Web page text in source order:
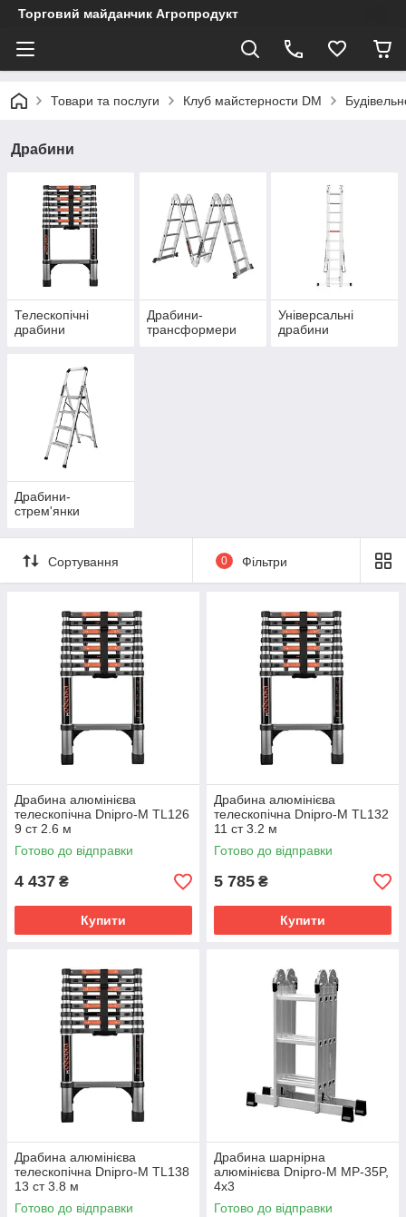
Торговий майданчик Агропродукт
Товари та послуги Клуб майстерности DM
Драбини
Телескопічні
драбини
Драбини-
трансформери
Універсальні
драбини
Драбини-
стрем'янки
Сортування 0 Фільтри
Драбина алюмінієва
телескопічна Dnipro-M TL126
9 ст 2.6 м
Готово до відправки
4 437 ₴
Купити
Драбина алюмінієва
телескопічна Dnipro-M TL132
11 ст 3.2 м
Готово до відправки
5 785 ₴
Купити
Драбина алюмінієва
телескопічна Dnipro-M TL138
13 ст 3.8 м
Готово до відправки
Драбина шарнірна
алюмінієва Dnipro-M MP-35P,
4х3
Готово до відправки